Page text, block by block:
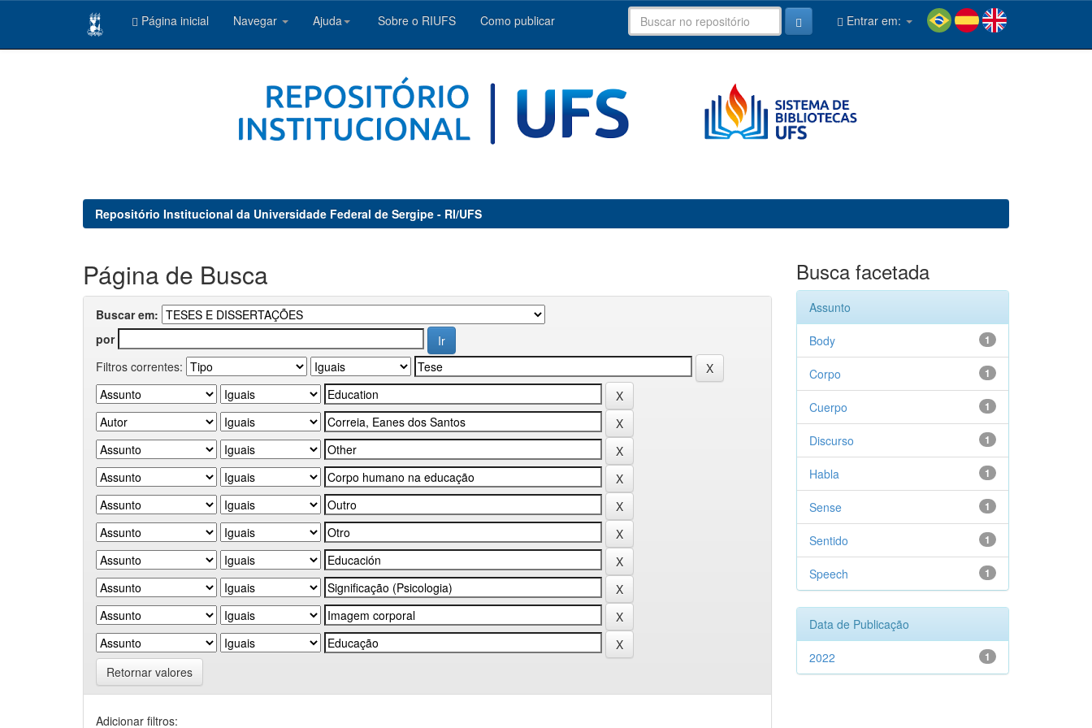
Página inicial Navegar Ajuda Sobre o RIUFS Como publicar Entrar em:
Repositório Institucional da Universidade Federal de Sergipe - RI/UFS
Página de Busca
Buscar em:
por
Filtros correntes:
Retornar valores
Adicionar filtros:
Busca facetada
Assunto
1
Body
1
Corpo
1
Cuerpo
1
Discurso
1
Habla
1
Sense
1
Sentido
1
Speech
Data de Publicação
1
2022